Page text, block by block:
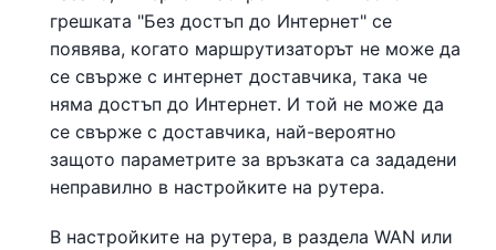
грешката "Без достъп до Интернет" се
появява, когато маршрутизаторът не може да
се свърже с интернет доставчика, така че
няма достъп до Интернет. И той не може да
се свърже с доставчика, най-вероятно
защото параметрите за връзката са зададени
неправилно в настройките на рутера.
В настройките на рутера, в раздела WAN или